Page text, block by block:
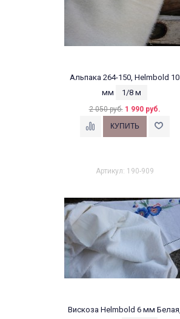
Альпака 264-150, Helmbold 10
мм
1/8 м
2 050 руб. 1 990 руб.
Артикул: 190-909
Вискоза Helmbold 6 мм Белая,